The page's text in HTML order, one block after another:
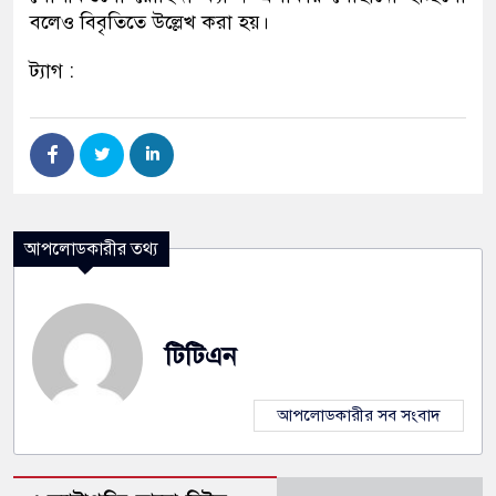
বলেও বিবৃতিতে উল্লেখ করা হয়।
ট্যাগ :
আপলোডকারীর তথ্য
টিটিএন
আপলোডকারীর সব সংবাদ